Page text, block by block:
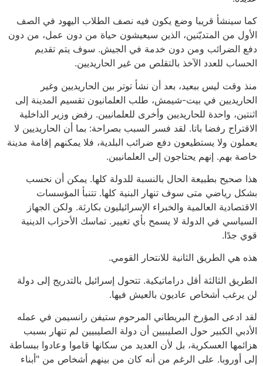
كما سينشأ قريبا وضع يكون فيه نصف الطلاب اليهود في الصف
الأول من المتديّنين، الذين سيعيشون حياة من دون عمل، من دون
دفع الضرائب ومن دون خدمة في الجيش. سوف يتم تقديم
الحساب للعدد الآخذ بالتقلص من غير الحاريديين.
منذ وقت ليس ببعيد، بعد أن نشأ توتر بين الحاريديين وغير
الحاريديين في بيت-شيمش، طلب العلمانيون تقسيم المدينة إلى
اثنتين، واحدة للحاريديين وأخرى للعلمانيين. رفض وزير الداخلية
الاقتراح رفضا باتا. لقد فسر السبب بصراحة: بما أن الحاريديين لا
يعملون ولا يستطيعون دفع ضرائب البلدية، فلا يمكنهم إقامة مدينة
خاصة بهم. إنهم يحتاجون إلى العلمانيين.
هذا صحيح بطبيعة الحال بالنسبة للدولة كلها. يمكن أن نحسب
بشكل رياضي متى سوف تنهار البنية كلها. تتنبأ المؤسسات
الاقتصادية العالمية والخبراء الإسرائيليون بكارثة. ولكن الجهاز
السياسي في الدولة لا يسمح بأي تغيير. تماسك الأحزاب الدينية
قوي جدًا.
هذه هي الطريق الثانية للانتحار القومي.
الطريق الثالثة أقل دراماتيكية. تتحول إسرائيل بالتدريج إلى دولة
لن يرغب أشخاص عاديون بالعيش فيها.
لقد ادعى المؤرخ البريطاني المرحوم ستيفن رانسيمن في عمله
الأدبي الكبير حول الصليبيين أن دولة الصليبيين لم تنهار بسبب
هزائمها العسكرية، بل لأن العديد من سكانها قاموا وعادوا ببساطة
إلى أوروبا. على الرغم من أنه كان من بينهم أشخاص من "أبناء